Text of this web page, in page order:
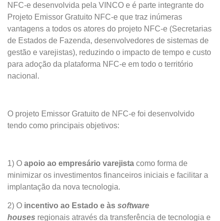
NFC-e desenvolvida pela VINCO e é parte integrante do
Projeto Emissor Gratuito NFC-e que traz inúmeras
vantagens a todos os atores do projeto NFC-e (Secretarias
de Estados de Fazenda, desenvolvedores de sistemas de
gestão e varejistas), reduzindo o impacto de tempo e custo
para adoção da plataforma NFC-e em todo o território
nacional.
O projeto Emissor Gratuito de NFC-e foi desenvolvido
tendo como principais objetivos:
1) O apoio ao empresário varejista como forma de
minimizar os investimentos financeiros iniciais e facilitar a
implantação da nova tecnologia.
2) O incentivo ao Estado e às software
houses regionais através da transferência de tecnologia e